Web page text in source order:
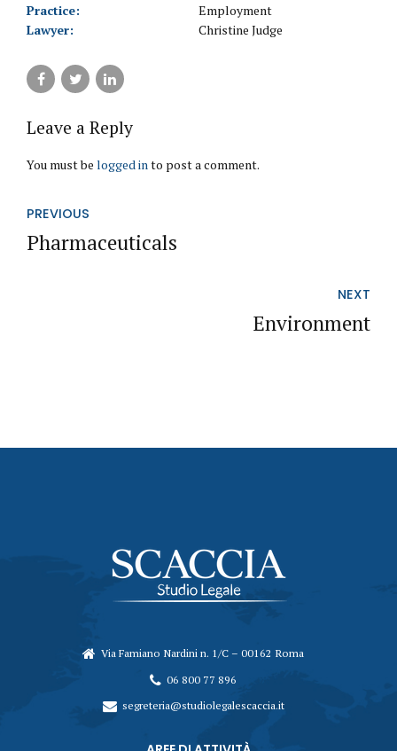
Practice:
Employment
Lawyer:
Christine Judge
Leave a Reply
You must be logged into post a comment.
PREVIOUS
Pharmaceuticals
NEXT
Environment
Via Famiano Nardini n. 1/C – 00162 Roma
06 800 77 896
segreteria@studiolegalescaccia.it